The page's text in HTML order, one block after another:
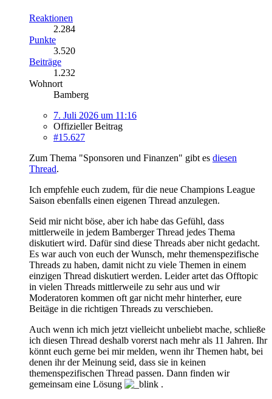
Reaktionen
2.284
Punkte
3.520
Beiträge
1.232
Wohnort
Bamberg
7. Juli 2026 um 11:16
Offizieller Beitrag
#15.627
Zum Thema "Sponsoren und Finanzen" gibt es diesen
Thread.
Ich empfehle euch zudem, für die neue Champions League
Saison ebenfalls einen eigenen Thread anzulegen.
Seid mir nicht böse, aber ich habe das Gefühl, dass
mittlerweile in jedem Bamberger Thread jedes Thema
diskutiert wird. Dafür sind diese Threads aber nicht gedacht.
Es war auch von euch der Wunsch, mehr themenspezifische
Threads zu haben, damit nicht zu viele Themen in einem
einzigen Thread diskutiert werden. Leider artet das Offtopic
in vielen Threads mittlerweile zu sehr aus und wir
Moderatoren kommen oft gar nicht mehr hinterher, eure
Beitäge in die richtigen Threads zu verschieben.
Auch wenn ich mich jetzt vielleicht unbeliebt mache, schließe
ich diesen Thread deshalb vorerst nach mehr als 11 Jahren. Ihr
könnt euch gerne bei mir melden, wenn ihr Themen habt, bei
denen ihr der Meinung seid, dass sie in keinen
themenspezifischen Thread passen. Dann finden wir
gemeinsam eine Lösung
.